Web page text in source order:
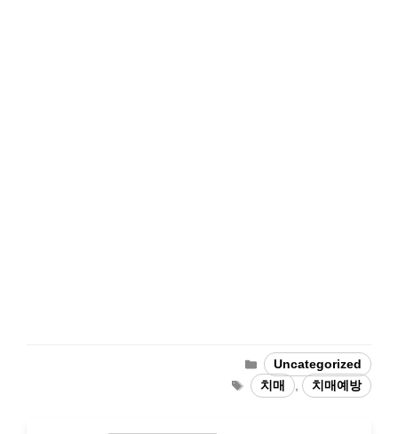
Categories
Uncategorized
Tags
치매 , 치매예방